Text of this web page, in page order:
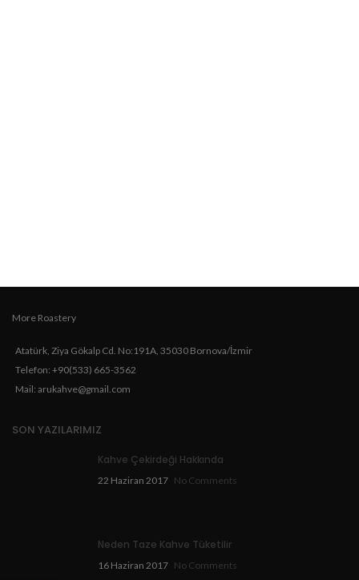
More Roastery
Atatürk, Ziya Gökalp Cd. No:191A, 35030 Bornova/İzmir
Telefon: +90(533) 665-3562
Mail: arukahve@gmail.com
SON YAZILARIMIZ
Kahve Çekirdeği Hakkında
22 Haziran 2017 No Comments
Neden Taze Kahve Tüketilir
16 Haziran 2017 No Comments